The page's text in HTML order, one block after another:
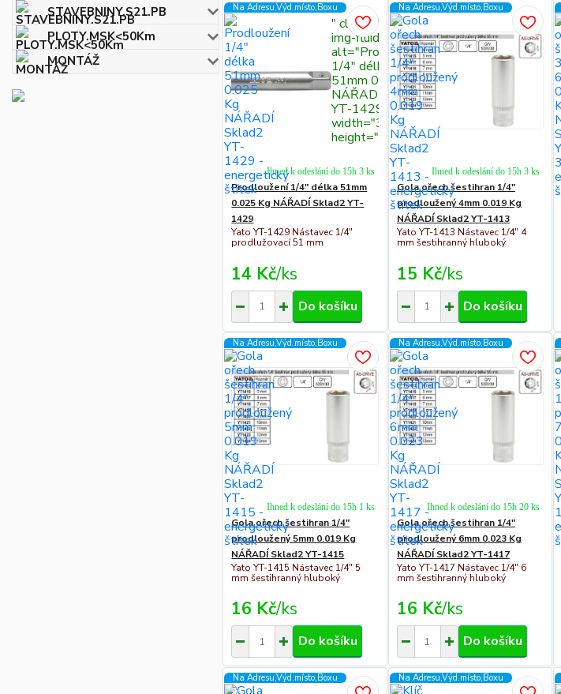
STAVEBNINY.S21.PB
PLOTY.MSK<50Km
MONTÁŽ
Na Adresu,Výd.místo,Boxu
" class="c311
img-fluid"
alt="Prodloužení
1/4" délka
51mm 0.025 Kg
NÁŘADÍ Sklad2
YT-1429"
width="300"
height="300">
Prodloužení 1/4" délka 51mm
0.025 Kg NÁŘADÍ Sklad2 YT-
1429
Yato YT-1429 Nástavec 1/4"
prodlužovací 51 mm
14 Kč/ks
Ihned k odeslání do 15h 3 ks
Do košíku
Na Adresu,Výd.místo,Boxu
Gola ořech šestihran 1/4"
prodloužený 4mm 0.019 Kg
NÁŘADÍ Sklad2 YT-1413
Yato YT-1413 Nástavec 1/4" 4
mm šestihranný hluboký
15 Kč/ks
Ihned k odeslání do 15h 3 ks
Do košíku
Na Adresu,Výd.místo,Boxu
Gola ořech šestihran 1/4"
prodloužený 5mm 0.019 Kg
NÁŘADÍ Sklad2 YT-1415
Yato YT-1415 Nástavec 1/4" 5
mm šestihranný hluboký
16 Kč/ks
Ihned k odeslání do 15h 1 ks
Do košíku
Na Adresu,Výd.místo,Boxu
Gola ořech šestihran 1/4"
prodloužený 6mm 0.023 Kg
NÁŘADÍ Sklad2 YT-1417
Yato YT-1417 Nástavec 1/4" 6
mm šestihranný hluboký
16 Kč/ks
Ihned k odeslání do 15h 20 ks
Do košíku
Na Adresu,Výd.místo,Boxu Na Adresu,Výd.místo,Boxu